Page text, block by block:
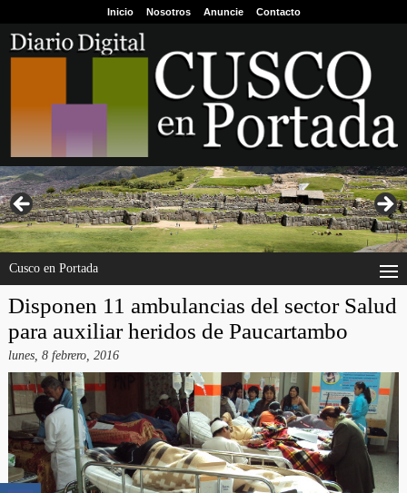
Inicio Nosotros Anuncie Contacto
Cusco en Portada
Disponen 11 ambulancias del sector Salud
para auxiliar heridos de Paucartambo
lunes, 8 febrero, 2016